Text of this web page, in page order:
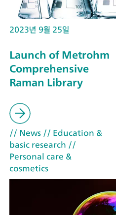
2023년 9월 25일
Launch of Metrohm
Comprehensive
Raman Library
// News // Education &
basic research //
Personal care &
cosmetics